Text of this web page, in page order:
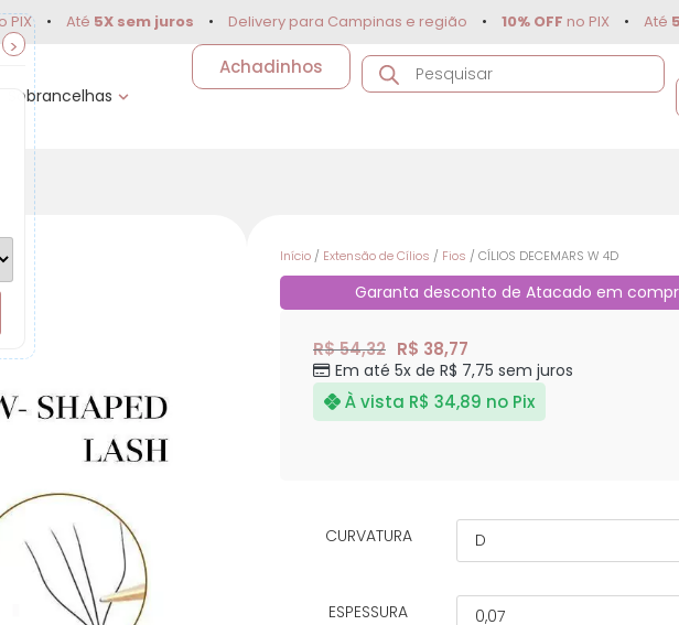
Até 5X sem juros • Delivery para Campinas e região • 10% OFFno PIX • Até 5X
Sobrancelhas
Achadinhos
Início / Extensão de Cílios / Fios / CÍLIOS DECEMARS W 4D
Garanta desconto de Atacado em
R$ 54,32 R$ 38,77
Em até 5x de R$ 7,75 sem juros
À vista R$ 34,89 no Pix
CURVATURA
ESPESSURA
>